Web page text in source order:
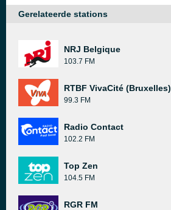
Gerelateerde stations
NRJ Belgique
103.7 FM
RTBF VivaCité (Bruxelles)
99.3 FM
Radio Contact
102.2 FM
Top Zen
104.5 FM
RGR FM